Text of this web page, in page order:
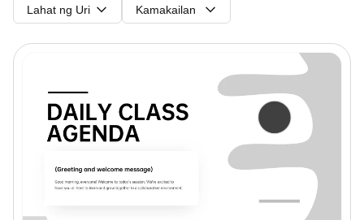
Lahat ng Uri Kamakailan